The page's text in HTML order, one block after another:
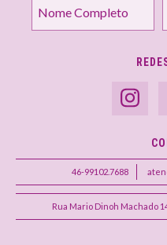
46-99102.7688
Rua Mario Dinoh Machado